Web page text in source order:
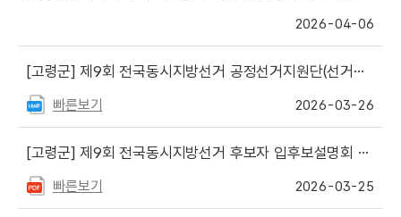
2026-04-06
[고령군] 제9회 전국동시지방선거 공정선거지원단(선거지원단) 최종합격자 안내
빠른보기 2026-03-26
[고령군] 제9회 전국동시지방선거 후보자 입후보설명회 개최 안내
빠른보기 2026-03-25